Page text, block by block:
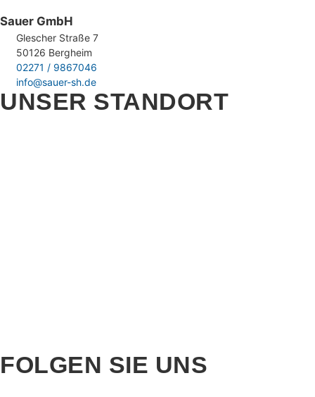
Sauer GmbH
Glescher Straße 7
50126 Bergheim
02271 / 9867046
info@sauer-sh.de
UNSER STANDORT
FOLGEN SIE UNS